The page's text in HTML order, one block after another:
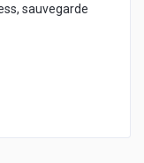
sauvegarde